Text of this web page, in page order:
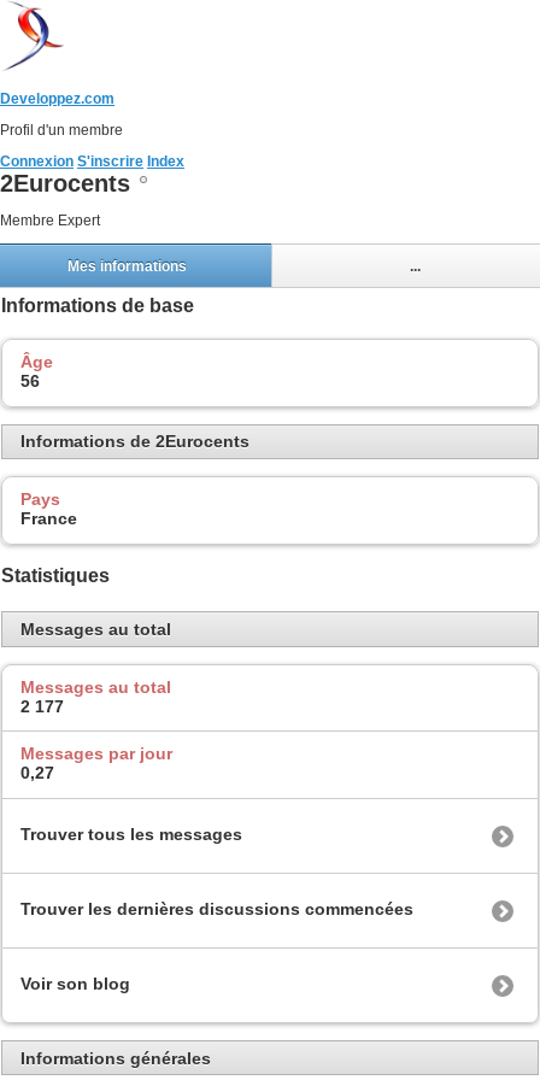
Developpez.com
Profil d'un membre
Connexion S'inscrire Index
2Eurocents
Membre Expert
Mes informations ...
Informations de base
Âge
56
Informations de 2Eurocents
Pays
France
Statistiques
Messages au total
Messages au total
2 177
Messages par jour
0,27
Trouver tous les messages
Trouver les dernières discussions commencées
Voir son blog
Informations générales